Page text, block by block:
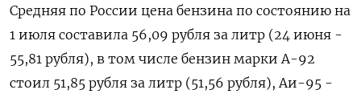
Средняя по России цена бензина по состоянию на
1 июля составила 56,09 рубля за литр (24 июня -
55,81 рубля), в том числе бензин марки А-92
стоил 51,85 рубля за литр (51,56 рубля), Аи-95 -